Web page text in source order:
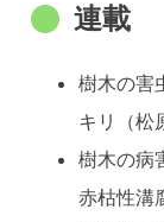
連載
樹木の害
キリ（松
樹木の
赤枯性溝